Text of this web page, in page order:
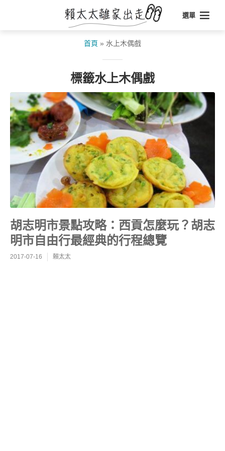
選單
首頁 » 水上木偶戲
標籤水上木偶戲
胡志明市景點攻略：西貢怎麼玩？胡志
明市自由行最經典的行程總覽
2017-07-16 賴太太